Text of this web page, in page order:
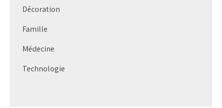
Décoration
Famille
Médecine
Technologie